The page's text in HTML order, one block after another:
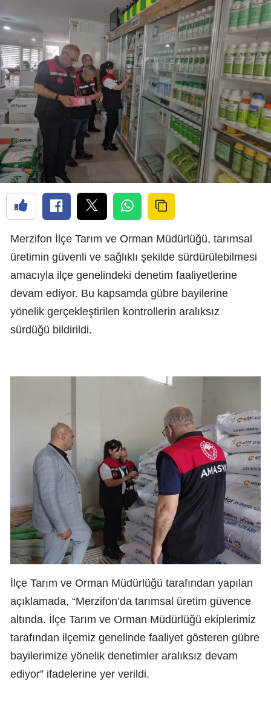
Merzifon İlçe Tarım ve Orman Müdürlüğü, tarımsal
üretimin güvenli ve sağlıklı şekilde sürdürülebilmesi
amacıyla ilçe genelindeki denetim faaliyetlerine
devam ediyor. Bu kapsamda gübre bayilerine
yönelik gerçekleştirilen kontrollerin aralıksız
sürdüğü bildirildi.
İlçe Tarım ve Orman Müdürlüğü tarafından yapılan
açıklamada, “Merzifon’da tarımsal üretim güvence
altında. İlçe Tarım ve Orman Müdürlüğü ekiplerimiz
tarafından ilçemiz genelinde faaliyet gösteren gübre
bayilerimize yönelik denetimler aralıksız devam
ediyor” ifadelerine yer verildi.